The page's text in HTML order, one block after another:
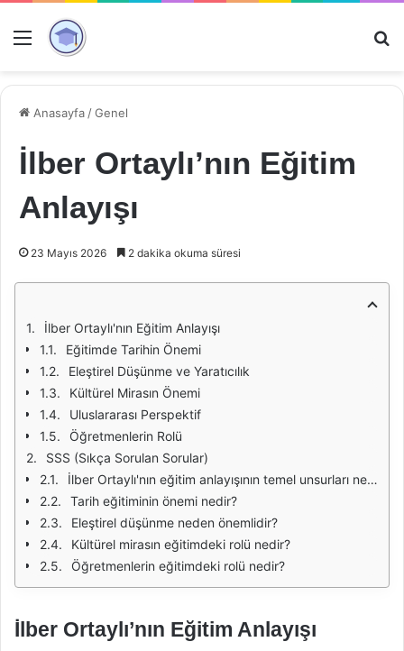
Menü
Anasayfa /Genel
İlber Ortaylı’nın Eğitim
Anlayışı
23 Mayıs 2026 2 dakika okuma süresi
İlber Ortaylı'nın Eğitim Anlayışı
Eğitimde Tarihin Önemi
Eleştirel Düşünme ve Yaratıcılık
Kültürel Mirasın Önemi
Uluslararası Perspektif
Öğretmenlerin Rolü
SSS (Sıkça Sorulan Sorular)
İlber Ortaylı'nın eğitim anlayışının temel unsurları nelerdir?
Tarih eğitiminin önemi nedir?
Eleştirel düşünme neden önemlidir?
Kültürel mirasın eğitimdeki rolü nedir?
Öğretmenlerin eğitimdeki rolü nedir?
İlber Ortaylı’nın Eğitim Anlayışı